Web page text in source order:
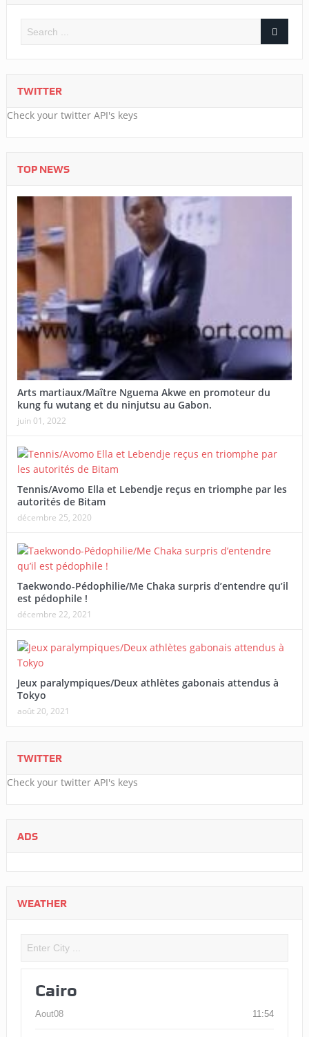
TWITTER
Check your twitter API's keys
TOP NEWS
Arts martiaux/Maître Nguema Akwe en promoteur du
kung fu wutang et du ninjutsu au Gabon.
juin 01, 2022
Tennis/Avomo Ella et Lebendje reçus en triomphe par les
autorités de Bitam
décembre 25, 2020
Taekwondo-Pédophilie/Me Chaka surpris d’entendre qu’il
est pédophile !
décembre 22, 2021
Jeux paralympiques/Deux athlètes gabonais attendus à
Tokyo
août 20, 2021
TWITTER
Check your twitter API's keys
ADS
WEATHER
Cairo
Aout08 11:54